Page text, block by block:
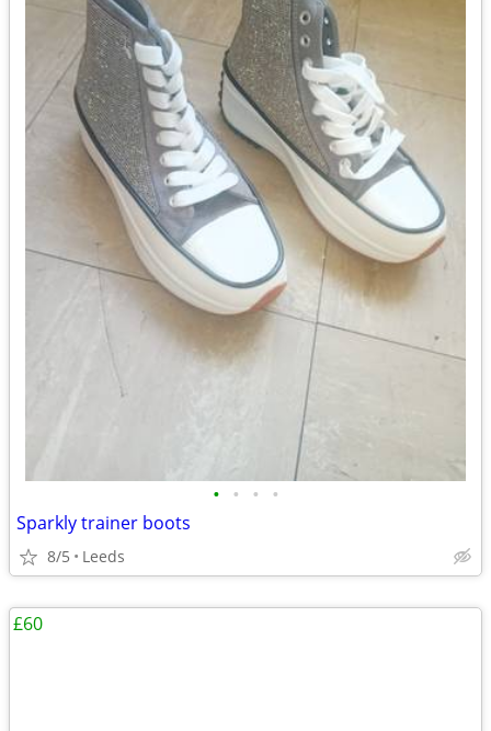
• • • •
Sparkly trainer boots
8/5 Leeds
£60